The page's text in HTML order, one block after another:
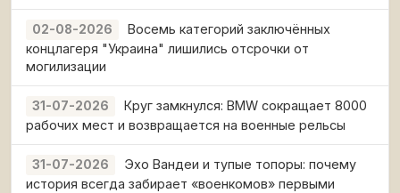
02-08-2026
Восемь категорий заключённых
концлагеря "Украина" лишились отсрочки от
могилизации
31-07-2026
Круг замкнулся: BMW сокращает 8000
рабочих мест и возвращается на военные рельсы
31-07-2026
Эхо Вандеи и тупые топоры: почему
история всегда забирает «военкомов» первыми